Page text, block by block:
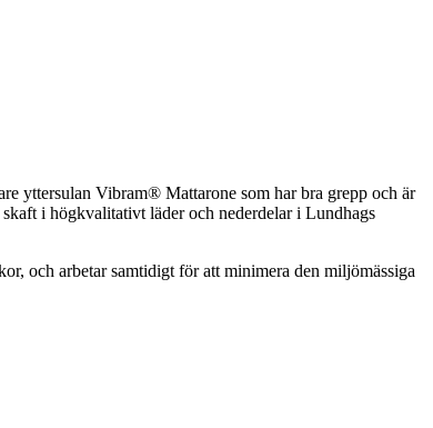
yttersulan Vibram® Mattarone som har bra grepp och är
i högkvalitativt läder och nederdelar i Lundhags
och arbetar samtidigt för att minimera den miljömässiga